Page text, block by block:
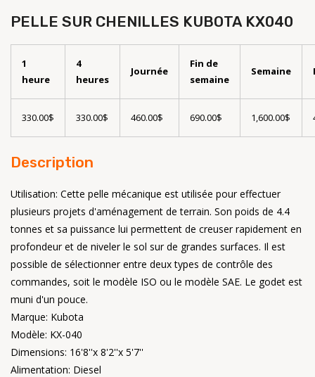
PELLE SUR CHENILLES KUBOTA KX040
1
heure
4
heures
Journée
Fin de
semaine
Semaine
330.00$ 330.00$ 460.00$ 690.00$ 1,600.00$
Description
Utilisation: Cette pelle mécanique est utilisée pour effectuer
plusieurs projets d'aménagement de terrain. Son poids de 4.4
tonnes et sa puissance lui permettent de creuser rapidement en
profondeur et de niveler le sol sur de grandes surfaces. Il est
possible de sélectionner entre deux types de contrôle des
commandes, soit le modèle ISO ou le modèle SAE. Le godet est
muni d'un pouce.
Marque: Kubota
Modèle: KX-040
Dimensions: 16'8''x 8'2''x 5'7''
Alimentation: Diesel